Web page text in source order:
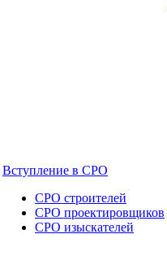
Вступление в СРО
СРО строителей
СРО проектировщиков
СРО изыскателей